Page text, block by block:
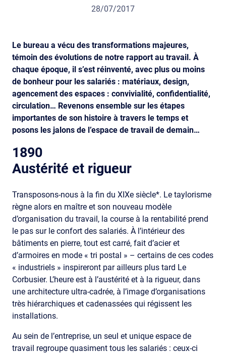
28/07/2017
Le bureau a vécu des transformations majeures,
témoin des évolutions de notre rapport au travail. À
chaque époque, il s’est réinventé, avec plus ou moins
de bonheur pour les salariés : matériaux, design,
agencement des espaces : convivialité, confidentialité,
circulation… Revenons ensemble sur les étapes
importantes de son histoire à travers le temps et
posons les jalons de l’espace de travail de demain…
1890
Austérité et rigueur
Transposons-nous à la fin du XIXe siècle*. Le taylorisme
règne alors en maître et son nouveau modèle
d’organisation du travail, la course à la rentabilité prend
le pas sur le confort des salariés. À l’intérieur des
bâtiments en pierre, tout est carré, fait d’acier et
d’armoires en mode « tri postal » – certains de ces codes
« industriels » inspireront par ailleurs plus tard Le
Corbusier. L’heure est à l’austérité et à la rigueur, dans
une architecture ultra-cadrée, à l’image d’organisations
très hiérarchiques et cadenassées qui régissent les
installations.
Au sein de l’entreprise, un seul et unique espace de
travail regroupe quasiment tous les salariés : ceux-ci